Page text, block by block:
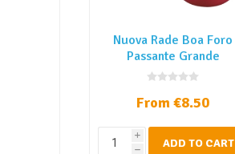
Nuova Rade Boa Foro
Passante Grande
From €8.50
i
h ADD TO CART